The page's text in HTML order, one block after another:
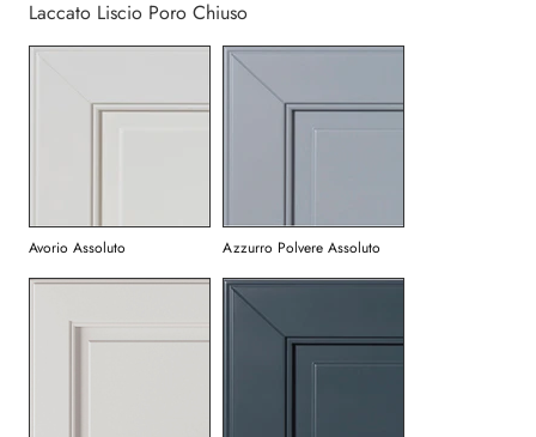
Laccato Liscio Poro Chiuso
Avorio Assoluto Azzurro Polvere Assoluto